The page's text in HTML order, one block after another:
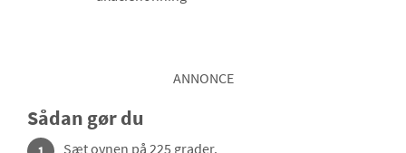
ANNONCE
Sådan gør du
Sæt ovnen på 225 grader.